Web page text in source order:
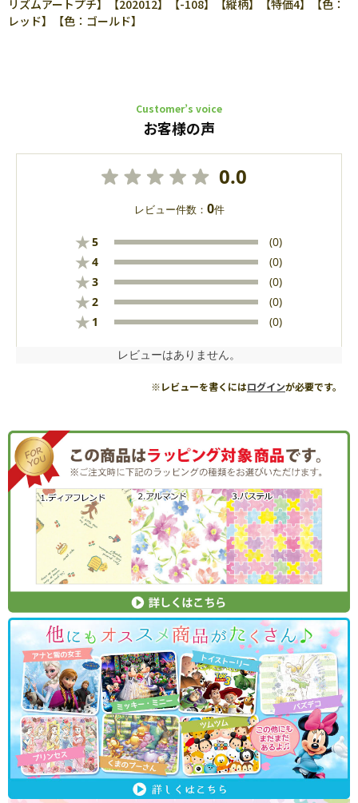
リズムアートプチ】【202012】【-108】【縦柄】【特価4】【色：
レッド】【色：ゴールド】
Customer’s voice
お客様の声
0.0
レビュー件数： 0件
★5 (0)
★4 (0)
★3 (0)
★2 (0)
★ 1 (0)
レビューはありません。
※レビューを書くにはログインが必要です。